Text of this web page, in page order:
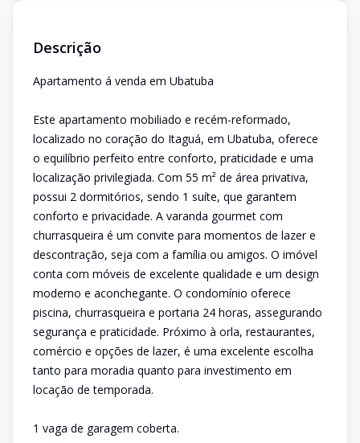
Descrição
Apartamento á venda em Ubatuba
Este apartamento mobiliado e recém-reformado,
localizado no coração do Itaguá, em Ubatuba, oferece
o equilíbrio perfeito entre conforto, praticidade e uma
localização privilegiada. Com 55 m² de área privativa,
possui 2 dormitórios, sendo 1 suíte, que garantem
conforto e privacidade. A varanda gourmet com
churrasqueira é um convite para momentos de lazer e
descontração, seja com a família ou amigos. O imóvel
conta com móveis de excelente qualidade e um design
moderno e aconchegante. O condomínio oferece
piscina, churrasqueira e portaria 24 horas, assegurando
segurança e praticidade. Próximo à orla, restaurantes,
comércio e opções de lazer, é uma excelente escolha
tanto para moradia quanto para investimento em
locação de temporada.
1 vaga de garagem coberta.